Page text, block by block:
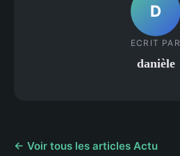
D
ECRIT PAR
danièle
← Voir tous les articles Actu